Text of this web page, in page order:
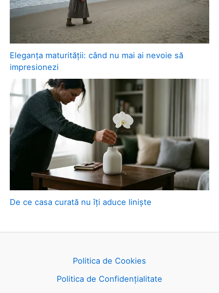
Eleganța maturității: când nu mai ai nevoie să
impresionezi
De ce casa curată nu îți aduce liniște
Politica de Cookies
Politica de Confidențialitate